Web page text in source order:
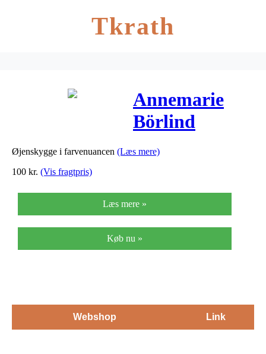
Tkrath
Annemarie
Börlind
Powder Eye
Apricot 54 – 3
G
Øjenskygge i farvenuancen (Læs mere)
100 kr. (Vis fragtpris)
Læs mere »
Køb nu »
Webshop Link